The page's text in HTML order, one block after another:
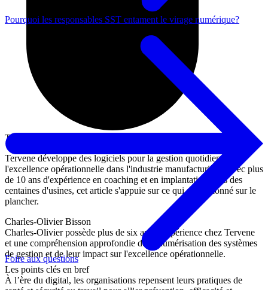
Tervene Québec
Tervene développe des logiciels pour la gestion quotidienne et
l'excellence opérationnelle dans l'industrie manufacturière. Avec plus
de 10 ans d'expérience en coaching et en implantation dans des
centaines d'usines, cet article s'appuie sur ce qui a fonctionné sur le
plancher.
Charles-Olivier Bisson
Charles-Olivier possède plus de six ans d'expérience chez Tervene
et une compréhension approfondie de la numérisation des systèmes
de gestion et de leur impact sur l'excellence opérationnelle.
Pourquoi les responsables SST entament le virage numérique?
Foire aux questions
Les points clés en bref
À l’ère du digital, les organisations repensent leurs pratiques de